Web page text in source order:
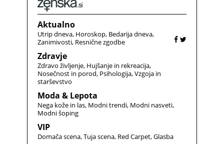
Aktualno
Utrip dneva Horoskop Bedarija dneva
Zanimivosti Resnične zgodbe
Zdravje
Zdravo življenje Hujšanje in rekreacija
Nosečnost in porod Psihologija Vzgoja in
starševstvo
Moda & Lepota
Nega kože in las Modni trendi Modni nasveti
Modni šoping
VIP
Domača scena Tuja scena Red Carpet Glasba